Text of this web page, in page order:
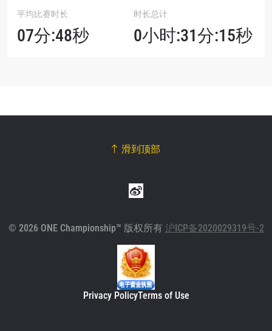
平均比赛时长
07分:48秒
时长总计
0小时:31分:15秒
滑到顶部
© 2026 ONE Championship™ 版权所有 沪ICP备2020029319号-2
Privacy PolicyTerms of Use